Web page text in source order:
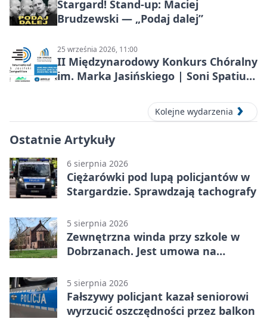
Stargard! Stand-up: Maciej
Brudzewski — „Podaj dalej”
25 września 2026, 11:00
II Międzynarodowy Konkurs Chóralny
im. Marka Jasińskiego | Soni Spatium
Kolejne wydarzenia
Ostatnie Artykuły
6 sierpnia 2026
Ciężarówki pod lupą policjantów w
Stargardzie. Sprawdzają tachografy
5 sierpnia 2026
Zewnętrzna winda przy szkole w
Dobrzanach. Jest umowa na
5 sierpnia 2026
Fałszywy policjant kazał seniorowi
wyrzucić oszczędności przez balkon